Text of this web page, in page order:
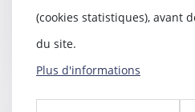
entreprise, de
l'exécution du contrat
rupture.
(cookies statistiques), avant
du site.
Plus d'informations